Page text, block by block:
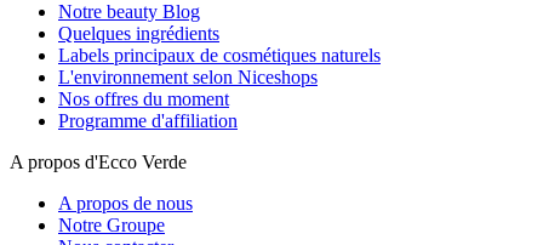
Notre beauty Blog
Quelques ingrédients
Labels principaux de cosmétiques naturels
L'environnement selon Niceshops
Nos offres du moment
Programme d'affiliation
A propos d'Ecco Verde
A propos de nous
Notre Groupe